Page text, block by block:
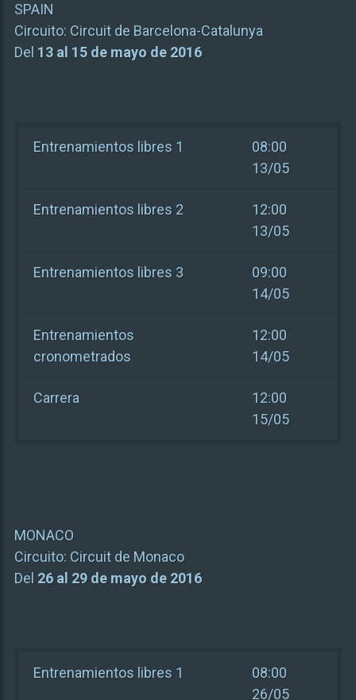
SPAIN
Circuito: Circuit de Barcelona-Catalunya
Del 13 al 15 de mayo de 2016
Entrenamientos libres 1
08:00
13/05
Entrenamientos libres 2
12:00
13/05
Entrenamientos libres 3
09:00
14/05
Entrenamientos
cronometrados
12:00
14/05
Carrera
12:00
15/05
MONACO
Circuito: Circuit de Monaco
Del 26 al 29 de mayo de 2016
Entrenamientos libres 1
08:00
26/05